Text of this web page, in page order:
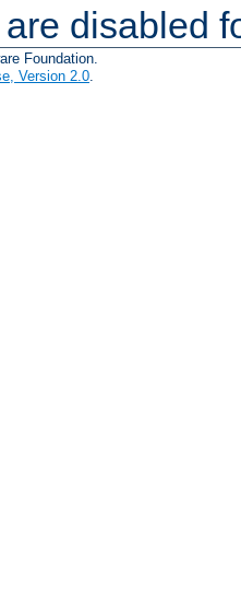
disabled
Foundation.
Version 2.0.